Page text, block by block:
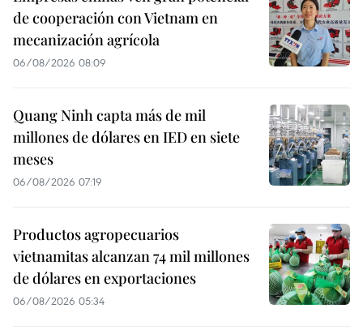
de cooperación con Vietnam en
mecanización agrícola
06/08/2026 08:09
Quang Ninh capta más de mil
millones de dólares en IED en siete
meses
06/08/2026 07:19
Productos agropecuarios
vietnamitas alcanzan 74 mil millones
de dólares en exportaciones
06/08/2026 05:34